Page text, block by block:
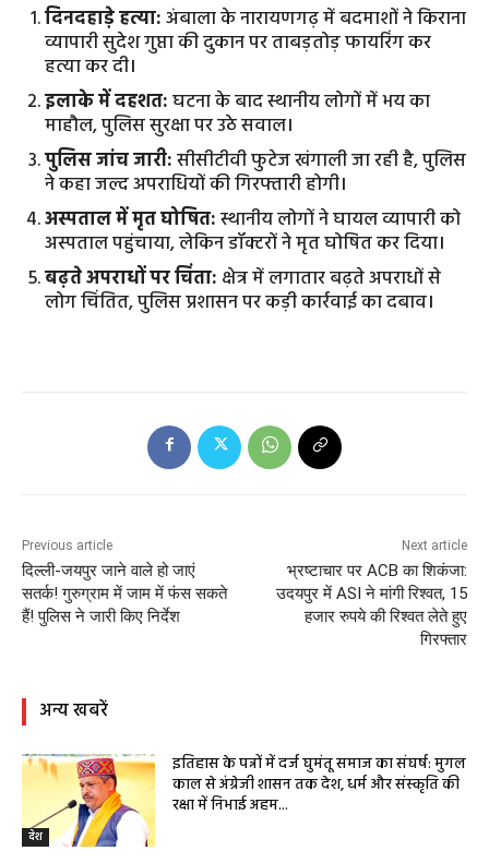
दिनदहाड़े हत्या:अंबाला के नारायणगढ़ में बदमाशों ने किराना
व्यापारी सुदेश गुप्ता की दुकान पर ताबड़तोड़ फायरिंग कर
हत्या कर दी।
इलाके में दहशत:घटना के बाद स्थानीय लोगों में भय का
माहौल, पुलिस सुरक्षा पर उठे सवाल।
पुलिस जांच जारी:सीसीटीवी फुटेज खंगाली जा रही है, पुलिस
ने कहा जल्द अपराधियों की गिरफ्तारी होगी।
अस्पताल में मृत घोषित:स्थानीय लोगों ने घायल व्यापारी को
अस्पताल पहुंचाया, लेकिन डॉक्टरों ने मृत घोषित कर दिया।
बढ़ते अपराधों पर चिंता: क्षेत्र में लगातार बढ़ते अपराधों से
लोग चिंतित, पुलिस प्रशासन पर कड़ी कार्रवाई का दबाव।
Previous article
दिल्ली-जयपुर जाने वाले हो जाएं
सतर्क! गुरुग्राम में जाम में फंस सकते
हैं! पुलिस ने जारी किए निर्देश
Next article
भ्रष्टाचार पर ACB का शिकंजा:
उदयपुर में ASI ने मांगी रिश्वत, 15
हजार रुपये की रिश्वत लेते हुए
गिरफ्तार
अन्य खबरें
देश
इतिहास के पन्नों में दर्ज घुमंतू समाज का संघर्ष: मुगल
काल से अंग्रेजी शासन तक देश, धर्म और संस्कृति की
रक्षा में निभाई अहम...